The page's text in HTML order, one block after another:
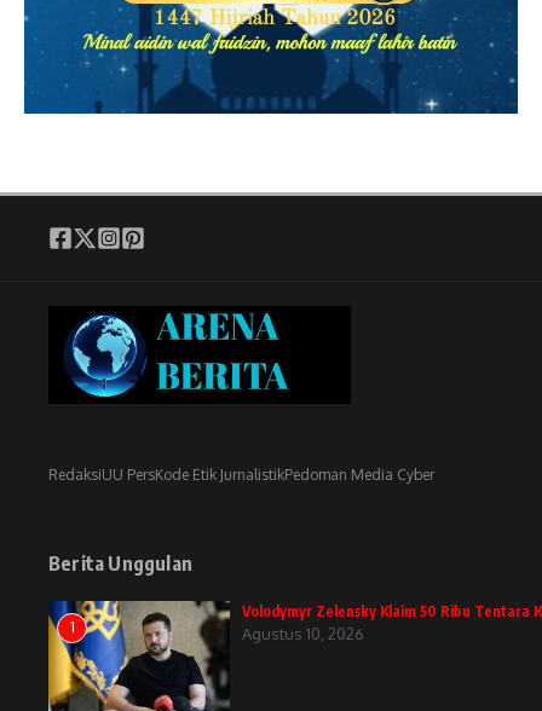
RedaksiUU PersKode Etik JurnalistikPedoman Media Cyber
Berita Unggulan
1
Volodymyr Zelensky Klaim 50 Ribu Tentara
Agustus 10, 2026